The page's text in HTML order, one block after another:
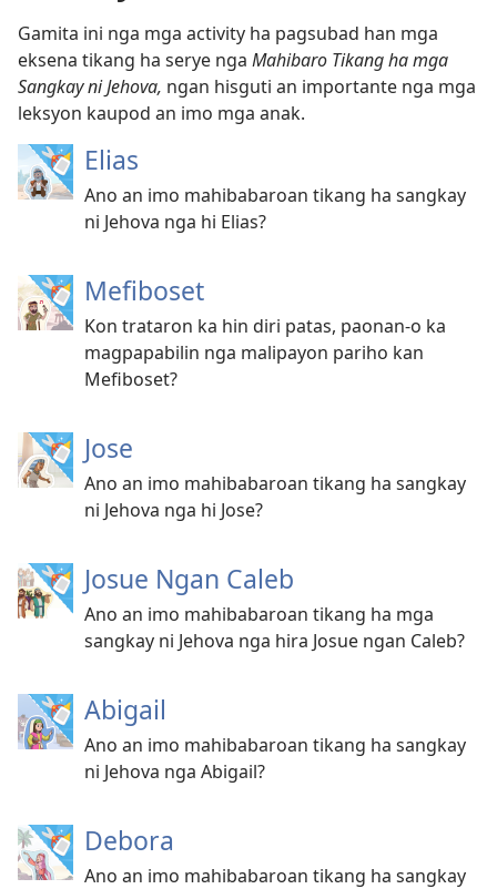
Gamita ini nga mga activity ha pagsubad han mga
eksena tikang ha serye nga Mahibaro Tikang ha mga
Sangkay ni Jehova, ngan hisguti an importante nga mga
leksyon kaupod an imo mga anak.
Elias
Ano an imo mahibabaroan tikang ha sangkay
ni Jehova nga hi Elias?
Mefiboset
Kon trataron ka hin diri patas, paonan-o ka
magpapabilin nga malipayon pariho kan
Mefiboset?
Jose
Ano an imo mahibabaroan tikang ha sangkay
ni Jehova nga hi Jose?
Josue Ngan Caleb
Ano an imo mahibabaroan tikang ha mga
sangkay ni Jehova nga hira Josue ngan Caleb?
Abigail
Ano an imo mahibabaroan tikang ha sangkay
ni Jehova nga Abigail?
Debora
Ano an imo mahibabaroan tikang ha sangkay